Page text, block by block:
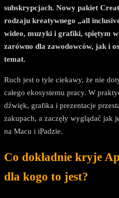
subskrypcjach. Nowy pakiet
rodzaju kreatywnego „all
wideo, muzyki i grafiki, spiętym w
zarówno dla zawodowców, jak i
temat.
Ruch jest o tyle ciekawy, że nie
całego ekosystemu pracy. W
dźwięk, grafika i prezentacje
zakupach, a zaczęły wyglądać jak
na Macu i iPadzie.
Co dokładnie kryje
dla kogo to jest?